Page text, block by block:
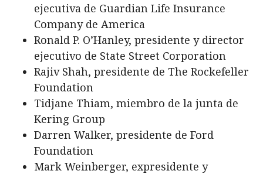
ejecutiva de Guardian Life Insurance
Company de America
Ronald P. O’Hanley, presidente y director
ejecutivo de State Street Corporation
Rajiv Shah, presidente de The Rockefeller
Foundation
Tidjane Thiam, miembro de la junta de
Kering Group
Darren Walker, presidente de Ford
Foundation
Mark Weinberger, expresidente y